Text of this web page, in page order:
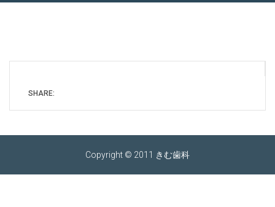
SHARE:
Copyright © 2011 きむ歯科